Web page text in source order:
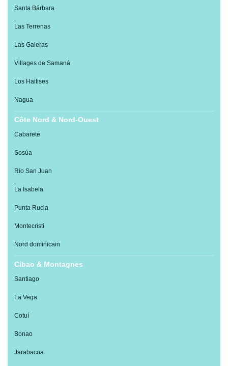
Santa Bárbara
Las Terrenas
Las Galeras
Villages de Samaná
Los Haitises
Nagua
Côte Nord & Nord-Ouest
Cabarete
Sosúa
Río San Juan
La Isabela
Punta Rucia
Montecristi
Nord dominicain
Cibao & Montagnes
Santiago
La Vega
Cotuí
Bonao
Jarabacoa